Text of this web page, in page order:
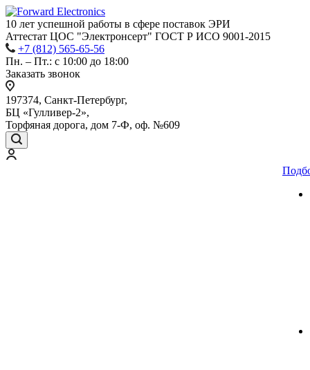
10 лет успешной работы в сфере поставок ЭРИ
Аттестат ЦОС "Электронсерт" ГОСТ Р ИСО 9001-2015
+7 (812) 565-65-56
Пн. – Пт.: с 10:00 до 18:00
Заказать звонок
197374, Санкт-Петербург,
БЦ «Гулливер-2»,
Торфяная дорога, дом 7-Ф, оф. №609